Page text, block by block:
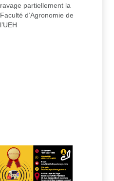
ravage partiellement la
Faculté d’Agronomie de
l’UEH